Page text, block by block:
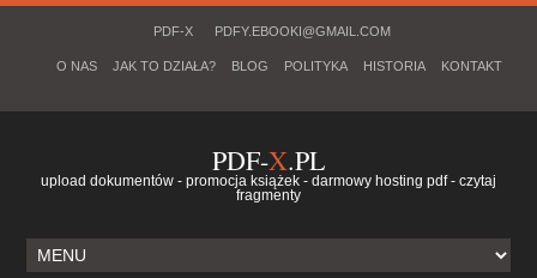
PDF-X PDFY.EBOOKI@GMAIL.COM
O NAS JAK TO DZIAŁA? BLOG POLITYKA HISTORIA KONTAKT
PDF-X.PL
upload dokumentów - promocja książek - darmowy hosting pdf - czytaj
fragmenty